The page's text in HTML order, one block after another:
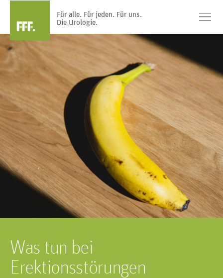
Für alle. Für jeden. Für uns.
Die Urologie.
Was tun bei
Erektionsstörungen